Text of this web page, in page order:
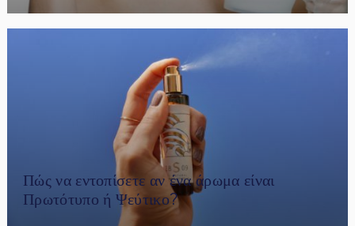
Πώς να εντοπίσετε αν ένα άρωμα είναι
Πρωτότυπο ή Ψεύτικο?